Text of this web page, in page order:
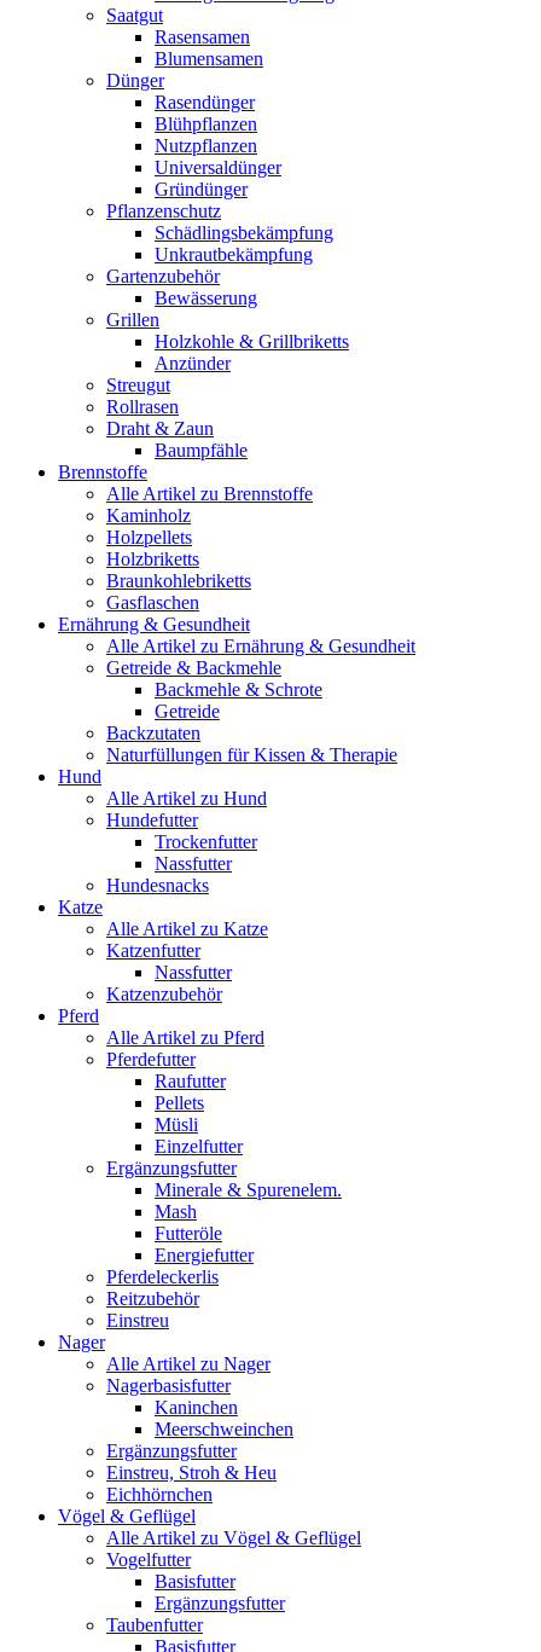
Saatgut
Rasensamen
Blumensamen
Dünger
Rasendünger
Blühpflanzen
Nutzpflanzen
Universaldünger
Gründünger
Pflanzenschutz
Schädlingsbekämpfung
Unkrautbekämpfung
Gartenzubehör
Bewässerung
Grillen
Holzkohle & Grillbriketts
Anzünder
Streugut
Rollrasen
Draht & Zaun
Baumpfähle
Brennstoffe
Alle Artikel zu Brennstoffe
Kaminholz
Holzpellets
Holzbriketts
Braunkohlebriketts
Gasflaschen
Ernährung & Gesundheit
Alle Artikel zu Ernährung & Gesundheit
Getreide & Backmehle
Backmehle & Schrote
Getreide
Backzutaten
Naturfüllungen für Kissen & Therapie
Hund
Alle Artikel zu Hund
Hundefutter
Trockenfutter
Nassfutter
Hundesnacks
Katze
Alle Artikel zu Katze
Katzenfutter
Nassfutter
Katzenzubehör
Pferd
Alle Artikel zu Pferd
Pferdefutter
Raufutter
Pellets
Müsli
Einzelfutter
Ergänzungsfutter
Minerale & Spurenelem.
Mash
Futteröle
Energiefutter
Pferdeleckerlis
Reitzubehör
Einstreu
Nager
Alle Artikel zu Nager
Nagerbasisfutter
Kaninchen
Meerschweinchen
Ergänzungsfutter
Einstreu, Stroh & Heu
Eichhörnchen
Vögel & Geflügel
Alle Artikel zu Vögel & Geflügel
Vogelfutter
Basisfutter
Ergänzungsfutter
Taubenfutter
Basisfutter